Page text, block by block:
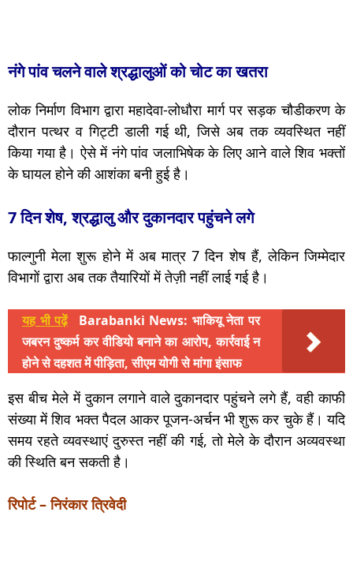
नंगे पांव चलने वाले श्रद्धालुओं को चोट का खतरा
लोक निर्माण विभाग द्वारा महादेवा-लोधौरा मार्ग पर सड़क चौडीकरण के
दौरान पत्थर व गिट्टी डाली गई थी, जिसे अब तक व्यवस्थित नहीं
किया गया है। ऐसे में नंगे पांव जलाभिषेक के लिए आने वाले शिव भक्तों
के घायल होने की आशंका बनी हुई है।
7 दिन शेष, श्रद्धालु और दुकानदार पहुंचने लगे
फाल्गुनी मेला शुरू होने में अब मात्र 7 दिन शेष हैं, लेकिन जिम्मेदार
विभागों द्वारा अब तक तैयारियों में तेज़ी नहीं लाई गई है।
यह भी पढ़ें
Barabanki News: भाकियू नेता पर
जबरन दुष्कर्म कर वीडियो बनाने का आरोप, कार्रवाई न
होने से दहशत में पीड़िता, सीएम योगी से मांगा इंसाफ
इस बीच मेले में दुकान लगाने वाले दुकानदार पहुंचने लगे हैं, वही काफी
संख्या में शिव भक्त पैदल आकर पूजन-अर्चन भी शुरू कर चुके हैं। यदि
समय रहते व्यवस्थाएं दुरुस्त नहीं की गई, तो मेले के दौरान अव्यवस्था
की स्थिति बन सकती है।
रिपोर्ट – निरंकार त्रिवेदी